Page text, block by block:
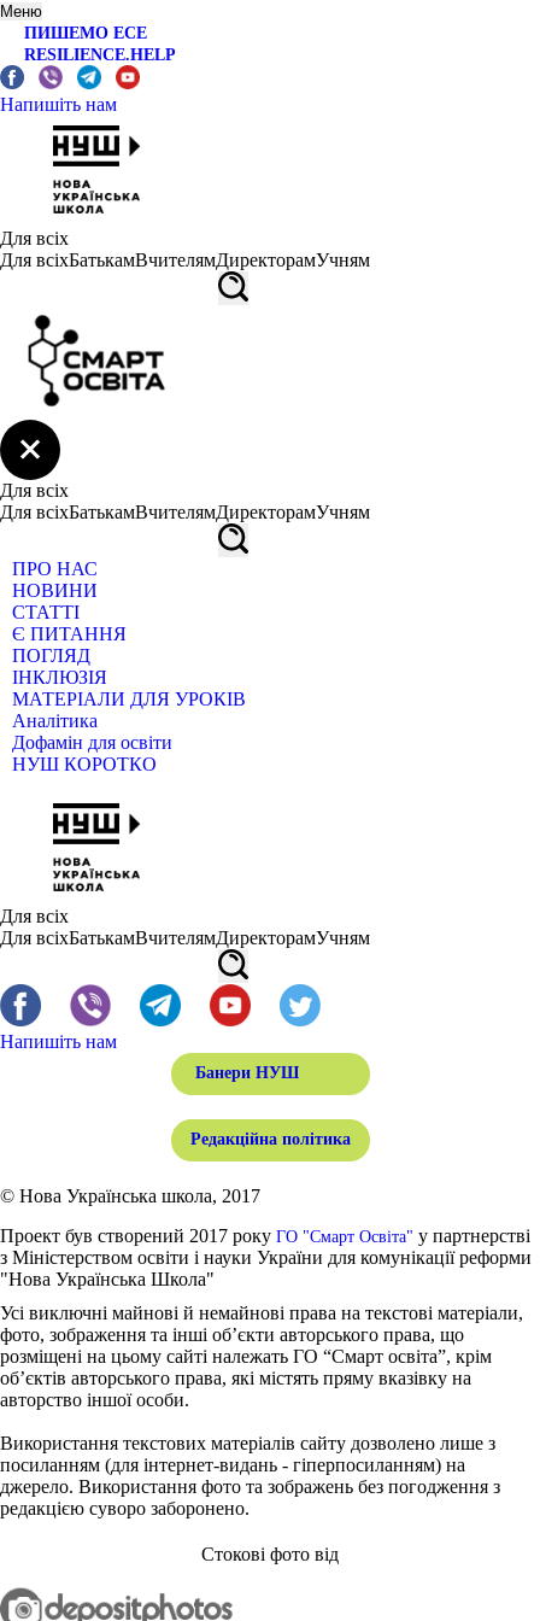
Меню
ПИШЕМО ЕСЕ
RESILIENCE.HELP
Напишіть нам
Для всіх
Для всіхБатькамВчителямДиректорамУчням
Для всіх
Для всіхБатькамВчителямДиректорамУчням
ПРО НАС
НОВИНИ
СТАТТІ
Є ПИТАННЯ
ПОГЛЯД
ІНКЛЮЗІЯ
МАТЕРІАЛИ ДЛЯ УРОКІВ
Аналітика
Дофамін для освіти
НУШ КОРОТКО
Для всіх
Для всіхБатькамВчителямДиректорамУчням
Напишіть нам
Банери НУШ
Редакційна політика
© Нова Українська школа, 2017
Проект був створений 2017 року ГО "Смарт Освіта" у партнерстві
з Міністерством освіти і науки України для комунікації реформи
"Нова Українська Школа"
Усі виключні майнові й немайнові права на текстові матеріали,
фото, зображення та інші об’єкти авторського права, що
розміщені на цьому сайті належать ГО “Смарт освіта”, крім
об’єктів авторського права, які містять пряму вказівку на
авторство іншої особи.
Використання текстових матеріалів сайту дозволено лише з
посиланням (для інтернет-видань - гіперпосиланням) на
джерело. Використання фото та зображень без погодження з
редакцією суворо заборонено.
Стокові фото від